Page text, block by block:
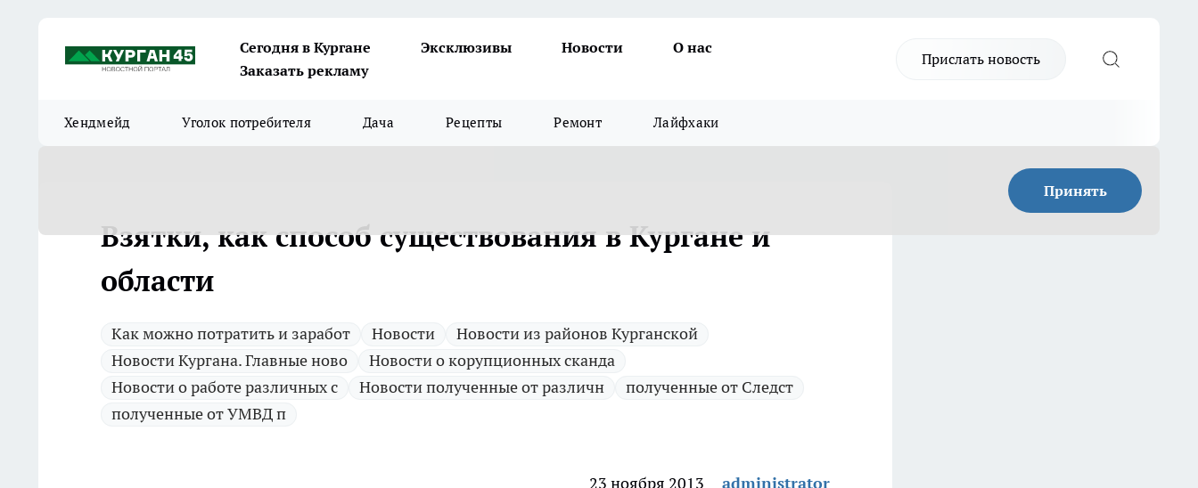
Сегодня в Кургане Эксклюзивы Новости
О нас
Заказать рекламу
Прислать новость
Хендмейд Уголок потребителя Дача Рецепты Ремонт Лайфхаки
Принять
Взятки, как способ существования в Кургане и
области
Как можно потратить и заработ Новости
Новости из районов Курганской
Новости Кургана. Главные ново
Новости о корупционных сканда
Новости о работе различных с
Новости полученные от различн
полученные от Следст
полученные от УМВД п
23 ноября 2013
administrator